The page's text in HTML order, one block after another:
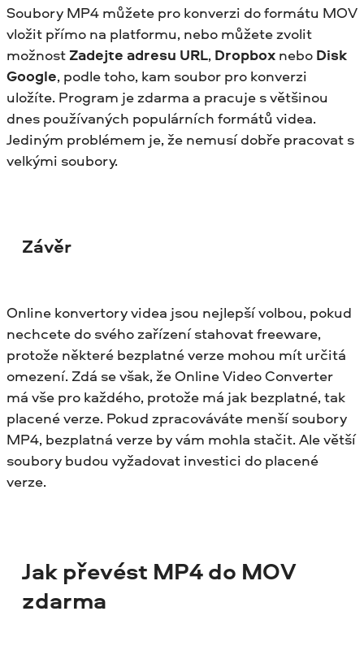
Soubory MP4 můžete pro konverzi do formátu MOV
vložit přímo na platformu, nebo můžete zvolit
možnost Zadejte adresu URL, Dropbox nebo Disk
Google, podle toho, kam soubor pro konverzi
uložíte. Program je zdarma a pracuje s většinou
dnes používaných populárních formátů videa.
Jediným problémem je, že nemusí dobře pracovat s
velkými soubory.
Závěr
Online konvertory videa jsou nejlepší volbou, pokud
nechcete do svého zařízení stahovat freeware,
protože některé bezplatné verze mohou mít určitá
omezení. Zdá se však, že Online Video Converter
má vše pro každého, protože má jak bezplatné, tak
placené verze. Pokud zpracováváte menší soubory
MP4, bezplatná verze by vám mohla stačit. Ale větší
soubory budou vyžadovat investici do placené
verze.
Jak převést MP4 do MOV
zdarma